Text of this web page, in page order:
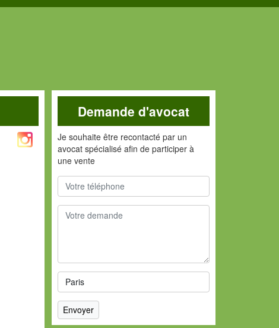
Demande d'avocat
Je souhaite être recontacté par un
avocat spécialisé afin de participer à
une vente